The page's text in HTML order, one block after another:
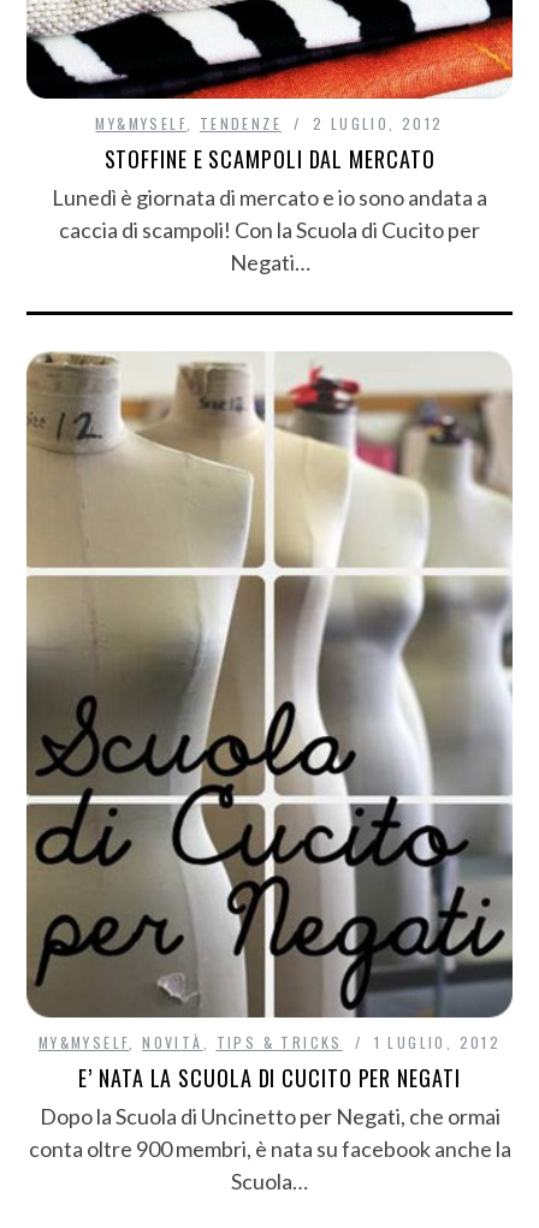
MY&MYSELF, TENDENZE 2 LUGLIO, 2012
STOFFINE E SCAMPOLI DAL MERCATO
Lunedì è giornata di mercato e io sono andata a
caccia di scampoli! Con la Scuola di Cucito per
Negati…
MY&MYSELF ,NOVITÀ TIPS & TRICKS 1 LUGLIO, 2012
E’ NATA LA SCUOLA DI CUCITO PER NEGATI
Dopo la Scuola di Uncinetto per Negati, che ormai
conta oltre 900 membri, è nata su facebook anche la
Scuola…